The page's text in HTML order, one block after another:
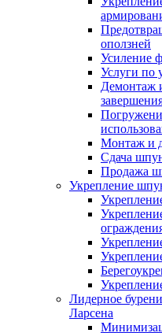
оползней
Усиление
Услуги по
Демонтаж
Монтаж и
Сдача
Продажа
Укрепление
Лидерное
Ларсена